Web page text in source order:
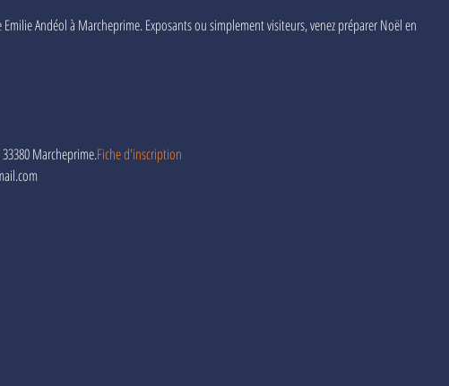
Andéol à Marcheprime. Exposants ou simplement visiteurs, venez préparer Noël en
Marcheprime.Fiche d'inscription